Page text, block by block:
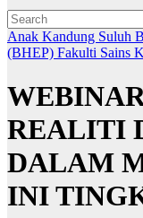
Anak Kandung Suluh
(BHEP) Fakulti Sains
REALITI
DALAM
INI